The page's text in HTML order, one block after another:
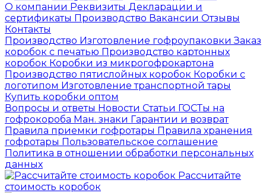
О компании Реквизиты Декларации и
сертификаты Производство Вакансии Отзывы
Контакты
Производство Изготовление гофроупаковкиЗаказ
коробок с печатью Производство картонных
коробок Коробки из микрогофрокартона
Производство пятислойных коробок Коробки с
логотипом Изготовление транспортной тары
Купить коробки оптом
Вопросы и ответы Новости Статьи ГОСТы на
гофрокороба Ман. знаки Гарантии и возврат
Правила приемки гофротары Правила хранения
гофротары Пользовательское соглашение
Политика в отношении обработки персональных
данных
Рассчитайте
стоимость коробок